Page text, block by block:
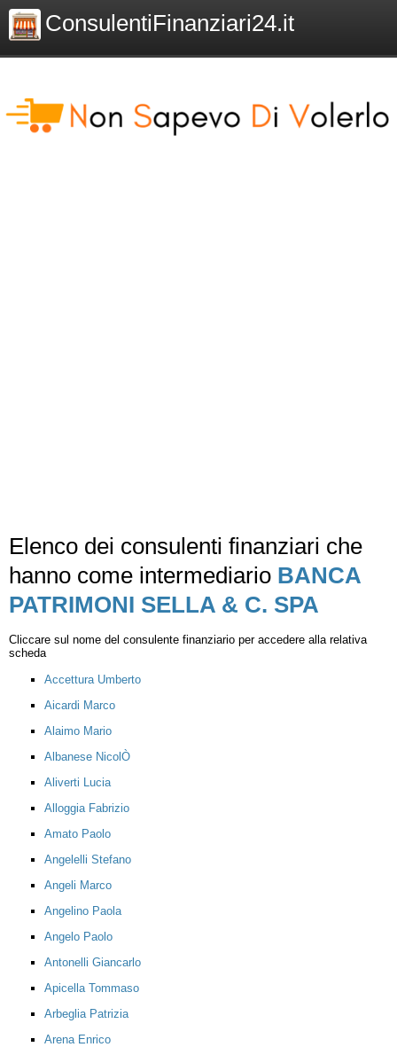
ConsulentiFinanziari24.it
Elenco dei consulenti finanziari che
hanno come intermediario BANCA
PATRIMONI SELLA & C. SPA
Cliccare sul nome del consulente finanziario per accedere alla relativa
scheda
Accettura Umberto
Aicardi Marco
Alaimo Mario
Albanese NicolÒ
Aliverti Lucia
Alloggia Fabrizio
Amato Paolo
Angelelli Stefano
Angeli Marco
Angelino Paola
Angelo Paolo
Antonelli Giancarlo
Apicella Tommaso
Arbeglia Patrizia
Arena Enrico